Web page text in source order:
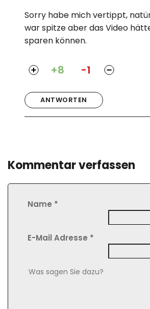
Sorry habe mich vertippt,
war spitze aber das Video
sparen können.
ANTWORTEN
+8 -1
Kommentar verfassen
Name *
E-Mail Adresse *
Comment Text*